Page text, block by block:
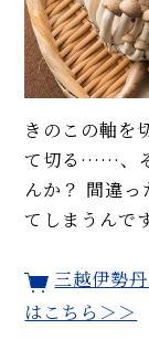
きのこの軸を
て切る……、
んか？ 間違
てしまうんです
三越伊勢
はこちら＞＞